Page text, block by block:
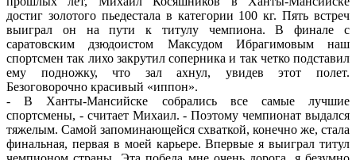
достиг золотого пьедестала в категории 100 кг. Пять встреч
выиграл он на пути к титулу чемпиона. В финале с
саратовским дзюдоистом Максудом Ибрагимовым наш
спортсмен так лихо закрутил соперника и так четко подставил
ему подножку, что зал ахнул, увидев этот полет.
Безоговорочно красивый «иппон».
- В Ханты-Мансийске собрались все самые лучшие
спортсмены, - считает Михаил. - Поэтому чемпионат выдался
тяжелым. Самой запоминающейся схваткой, конечно же, стала
финальная, первая в моей карьере. Впервые я выиграл титул